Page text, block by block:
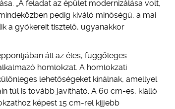
„A feladat az épület modernizálása volt,
pedig kiváló minőségű, a mai
a gyökereit tisztelő, ugyanakkor
áll az éles, függőleges
homlokzat. A homlokzati
lehetőségeket kínálnak, amellyel
túl is tovább javítható. A 60 cm-es, kiálló
képest 15 cm-rel kijjebb